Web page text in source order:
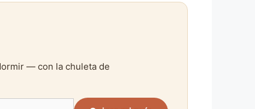
— con la chuleta de